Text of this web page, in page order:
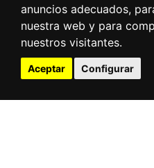
anuncios adecuados,
nuestra web y para
nuestros visitantes.
Aceptar Configurar
Según nos acercamos
comprobaremos que la
hecho que permite otear
piedras rodenas,